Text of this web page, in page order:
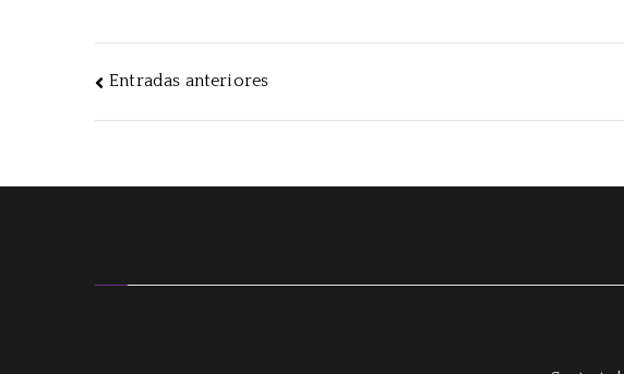
Navegación
de
entradas
Entradas anteriores